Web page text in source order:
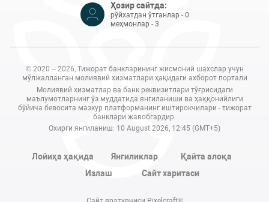
Ҳозир сайтда:
рўйхатдан ўтганлар - 0
меҳмонлар - 3
© 2020 – 2026, Тижорат банкларининг жисмоний шахслар учун
мўлжалланган молиявий хизматлари ҳақидаги ахборот портали
Молиявий хизматлар ва банк реквизитлари тўғрисидаги
маълумотларнинг ўз муддатида янгиланиши ва ҳаққонийлиги
бўйича бевосита мазкур платформанинг иштирокчилари - тижорат
банклари жавобгардир.
Охирги янгиланиш: 10 August 2026, 12:45 (GMT+5)
Лойиҳа ҳақида Янгиликлар
Қайта алоқа
Излаш
Сайт харитаси